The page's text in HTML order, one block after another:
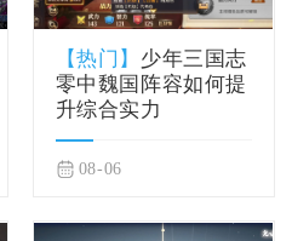
【热门】 少年三国志
零中魏国阵容如何提
升综合实力
08-06